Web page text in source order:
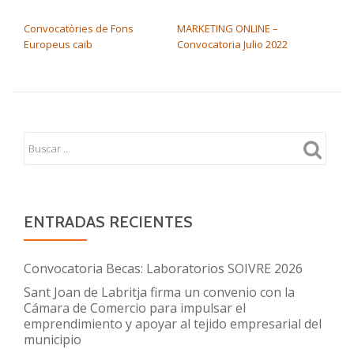
Convocatòries de Fons
Europeus caib
MARKETING ONLINE –
Convocatoria Julio 2022
ENTRADAS RECIENTES
Convocatoria Becas: Laboratorios SOIVRE 2026
Sant Joan de Labritja firma un convenio con la
Cámara de Comercio para impulsar el
emprendimiento y apoyar al tejido empresarial del
municipio